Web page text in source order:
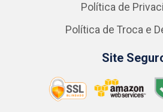
Política de
Política de Troca e
Site